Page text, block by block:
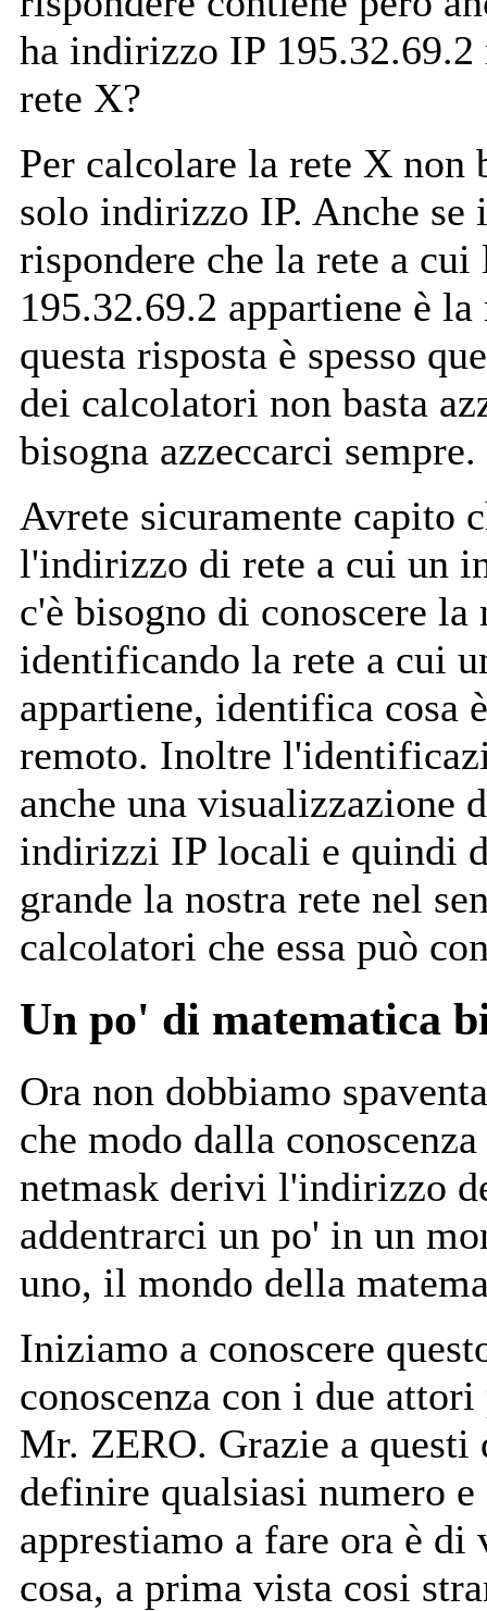
ha indirizzo IP 195.32.69.2
rete X?
Per calcolare la rete X non
solo indirizzo IP. Anche
rispondere che la rete a
195.32.69.2 appartiene è
questa risposta è spesso
dei calcolatori non basta
bisogna azzeccarci sempre.
Avrete sicuramente capito
l'indirizzo di rete a cui un
c'è bisogno di conoscere la
identificando la rete a cui
appartiene, identifica cosa
remoto. Inoltre
anche una visualizzazione
indirizzi IP locali e quindi
grande la nostra rete nel
calcolatori che essa può
Un po' di matematica
Ora non dobbiamo
che modo dalla
netmask derivi l'indirizzo
addentrarci un po' in un
uno, il mondo della
Iniziamo a conoscere
conoscenza con i due
Mr. ZERO. Grazie a
definire qualsiasi numero
apprestiamo a fare ora è di
cosa, a prima vista cosi